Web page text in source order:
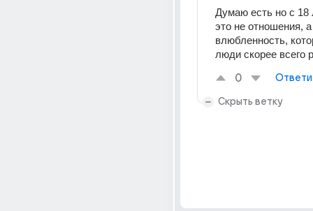
Думаю есть но с 18
это не отношения, а
влюбленность,
люди скорее всего
0
Скрыть ветку